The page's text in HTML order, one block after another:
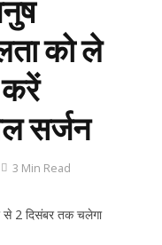
को ले
सर्जन
3 Min Read
2 दिसंबर तक चलेगा